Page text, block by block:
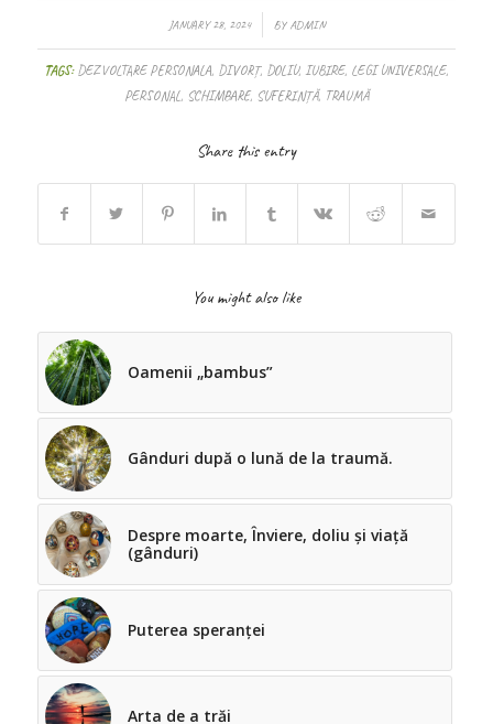
JANUARY 28, 2024
/ BY ADMIN
TAGS: DEZVOLTARE PERSONALA, DIVORȚ, DOLIU, IUBIRE, LEGI UNIVERSALE,
PERSONAL, SCHIMBARE, SUFERINȚĂ, TRAUMĂ
Share this entry
You might also like
Oamenii „bambus”
Gânduri după o lună de la traumă.
Despre moarte, Înviere, doliu și viață
(gânduri)
Puterea speranței
Arta de a trăi